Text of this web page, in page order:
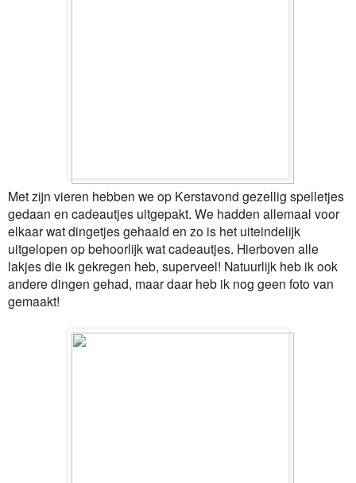
Met zijn vieren hebben we op Kerstavond gezellig spelletjes
gedaan en cadeautjes uitgepakt. We hadden allemaal voor
elkaar wat dingetjes gehaald en zo is het uiteindelijk
uitgelopen op behoorlijk wat cadeautjes. Hierboven alle
lakjes die ik gekregen heb, superveel! Natuurlijk heb ik ook
andere dingen gehad, maar daar heb ik nog geen foto van
gemaakt!